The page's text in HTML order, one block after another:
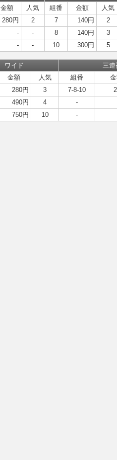
金額 人気 組番 金額
人気
280円 2 7 140円
2
- - 8 140円
3
- - 10 300円 5
ワイド
三連
金額 人気 組番
280円 3 7-8-10
490円 4
-
750円 10 -